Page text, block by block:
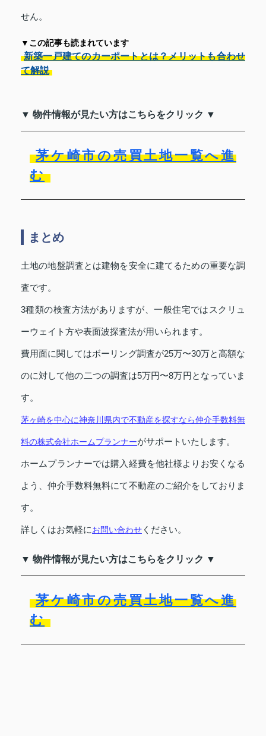
せん。
▼この記事も読まれています
新築一戸建てのカーポートとは？メリットも合わせ
て解説
▼ 物件情報が見たい方はこちらをクリック ▼
茅ケ崎市の売買土地一覧へ進
む
まとめ
土地の地盤調査とは建物を安全に建てるための重要な調
査です。
3種類の検査方法がありますが、一般住宅ではスクリュ
ーウェイト方や表面波探査法が用いられます。
費用面に関してはボーリング調査が25万〜30万と高額な
のに対して他の二つの調査は5万円〜8万円となっていま
す。
茅ヶ崎を中心に神奈川県内で不動産を探すなら仲介手数料無
料の株式会社ホームプランナーがサポートいたします。
ホームプランナーでは購入経費を他社様よりお安くなる
よう、仲介手数料無料にて不動産のご紹介をしておりま
す。
詳しくはお気軽にお問い合わせ ください。
▼ 物件情報が見たい方はこちらをクリック ▼
茅ケ崎市の売買土地一覧へ進
む